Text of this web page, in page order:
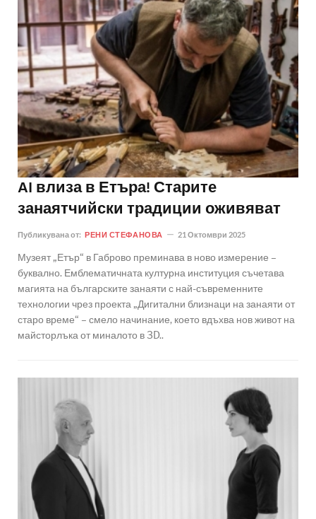
AI влиза в Етъра! Старите
занаятчийски традиции оживяват
Публикувана от: РЕНИ СТЕФАНОВА 21 Октомври 2025
Музеят „Етър“ в Габрово преминава в ново измерение –
буквално. Емблематичната културна институция съчетава
магията на българските занаяти с най-съвременните
технологии чрез проекта „Дигитални близнаци на занаяти от
старо време“ – смело начинание, което вдъхва нов живот на
майсторлъка от миналото в 3D..